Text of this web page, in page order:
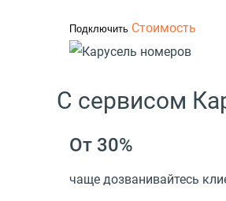
Подключить Стоимость
С сервисом
От 30%
чаще дозванивайтесь